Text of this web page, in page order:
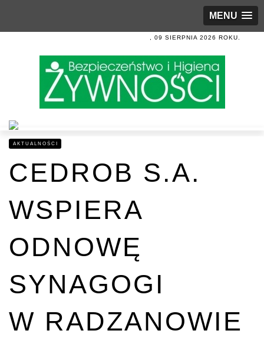
MENU
, 09 SIERPNIA 2026 ROKU.
AKTUALNOŚCI
CEDROB S.A.
WSPIERA
ODNOWĘ
SYNAGOGI
W RADZANOWIE